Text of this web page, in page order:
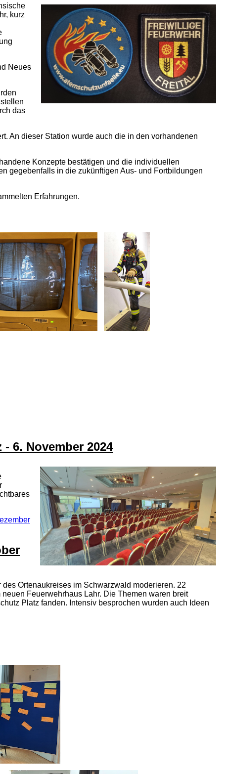
kurz
Neues
das
An dieser Station wurde auch die in den vorhandenen
Konzepte bestätigen und die individuellen
gegebenfalls in die zukünftigen Aus- und Fortbildungen
Erfahrungen.
6. November 2024
Ortenaukreises im Schwarzwald moderieren. 22
Feuerwehrhaus Lahr. Die Themen waren breit
Platz fanden. Intensiv besprochen wurden auch Ideen